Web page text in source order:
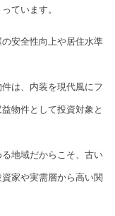
ています。
安全性向上や居住水準
は、内装を現代風にフ
物件として投資対象と
地域だからこそ、古い
家や実需層から高い関